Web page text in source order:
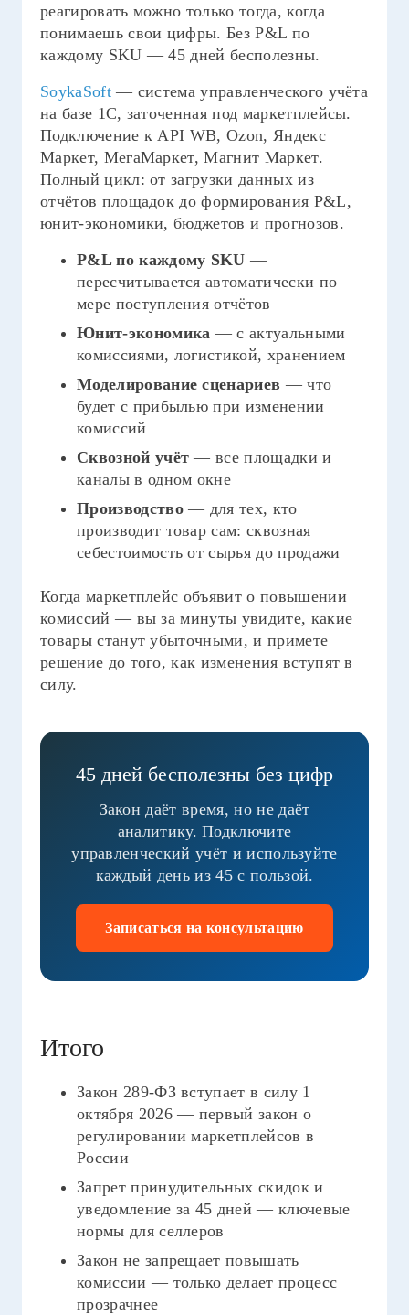
реагировать можно только тогда, когда
понимаешь свои цифры. Без P&L по
каждому SKU — 45 дней бесполезны.
SoykaSoft— система управленческого учёта
на базе 1С, заточенная под маркетплейсы.
Подключение к API WB, Ozon, Яндекс
Маркет, МегаМаркет, Магнит Маркет.
Полный цикл: от загрузки данных из
отчётов площадок до формирования P&L,
юнит-экономики, бюджетов и прогнозов.
P&L по каждому SKU —
пересчитывается автоматически по
мере поступления отчётов
Юнит-экономика — с актуальными
комиссиями, логистикой, хранением
Моделирование сценариев — что
будет с прибылью при изменении
комиссий
Сквозной учёт — все площадки и
каналы в одном окне
Производство— для тех, кто
производит товар сам: сквозная
себестоимость от сырья до продажи
Когда маркетплейс объявит о повышении
комиссий — вы за минуты увидите, какие
товары станут убыточными, и примете
решение до того, как изменения вступят в
силу.
45 дней бесполезны без цифр
Закон даёт время, но не даёт
аналитику. Подключите
управленческий учёт и используйте
каждый день из 45 с пользой.
Записаться на консультацию
Итого
Закон 289-ФЗ вступает в силу 1
октября 2026 — первый закон о
регулировании маркетплейсов в
России
Запрет принудительных скидок и
уведомление за 45 дней — ключевые
нормы для селлеров
Закон не запрещает повышать
комиссии — только делает процесс
прозрачнее